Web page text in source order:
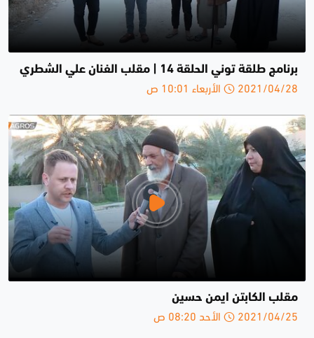
برنامج طلقة توني الحلقة 14 | مقلب الفنان علي الشطري
2021/04/28 الأربعاء 10:01 ص
مقلب الكابتن ايمن حسين
2021/04/25 الأحد 08:20 ص